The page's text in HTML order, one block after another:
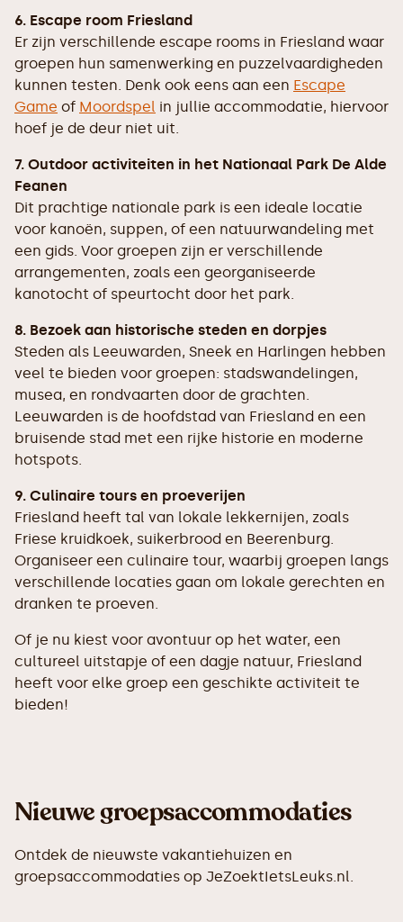
6. Escape room Friesland
Er zijn verschillende escape rooms in Friesland waar
groepen hun samenwerking en puzzelvaardigheden
kunnen testen. Denk ook eens aan een Escape
Game of Moordspel in jullie accommodatie, hiervoor
hoef je de deur niet uit.
7. Outdoor activiteiten in het Nationaal Park De Alde
Feanen
Dit prachtige nationale park is een ideale locatie
voor kanoën, suppen, of een natuurwandeling met
een gids. Voor groepen zijn er verschillende
arrangementen, zoals een georganiseerde
kanotocht of speurtocht door het park.
8. Bezoek aan historische steden en dorpjes
Steden als Leeuwarden, Sneek en Harlingen hebben
veel te bieden voor groepen: stadswandelingen,
musea, en rondvaarten door de grachten.
Leeuwarden is de hoofdstad van Friesland en een
bruisende stad met een rijke historie en moderne
hotspots.
9. Culinaire tours en proeverijen
Friesland heeft tal van lokale lekkernijen, zoals
Friese kruidkoek, suikerbrood en Beerenburg.
Organiseer een culinaire tour, waarbij groepen langs
verschillende locaties gaan om lokale gerechten en
dranken te proeven.
Of je nu kiest voor avontuur op het water, een
cultureel uitstapje of een dagje natuur, Friesland
heeft voor elke groep een geschikte activiteit te
bieden!
Nieuwe groepsaccommodaties
Ontdek de nieuwste vakantiehuizen en
groepsaccommodaties op JeZoektIetsLeuks.nl.